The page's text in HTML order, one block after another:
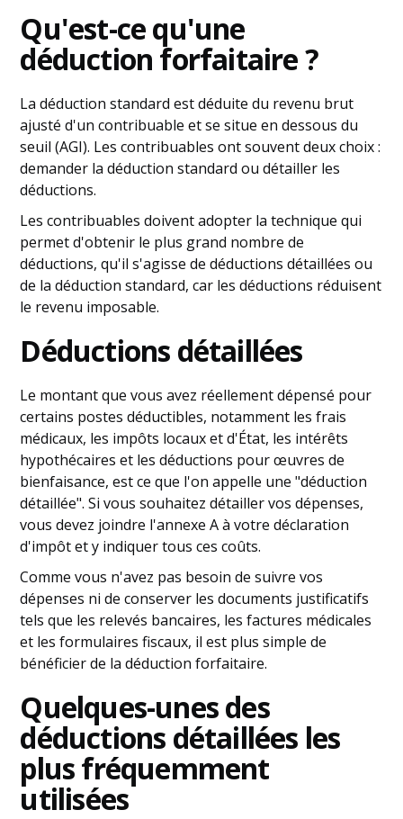
Qu'est-ce qu'une
déduction forfaitaire ?
La déduction standard est déduite du revenu brut
ajusté d'un contribuable et se situe en dessous du
seuil (AGI). Les contribuables ont souvent deux choix :
demander la déduction standard ou détailler les
déductions.
Les contribuables doivent adopter la technique qui
permet d'obtenir le plus grand nombre de
déductions, qu'il s'agisse de déductions détaillées ou
de la déduction standard, car les déductions réduisent
le revenu imposable.
Déductions détaillées
Le montant que vous avez réellement dépensé pour
certains postes déductibles, notamment les frais
médicaux, les impôts locaux et d'État, les intérêts
hypothécaires et les déductions pour œuvres de
bienfaisance, est ce que l'on appelle une "déduction
détaillée". Si vous souhaitez détailler vos dépenses,
vous devez joindre l'annexe A à votre déclaration
d'impôt et y indiquer tous ces coûts.
Comme vous n'avez pas besoin de suivre vos
dépenses ni de conserver les documents justificatifs
tels que les relevés bancaires, les factures médicales
et les formulaires fiscaux, il est plus simple de
bénéficier de la déduction forfaitaire.
Quelques-unes des
déductions détaillées les
plus fréquemment
utilisées